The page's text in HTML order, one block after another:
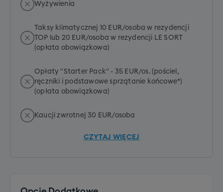
Wyżywienia
Taksy klimatycznej 10 EUR/osoba w rezydencji
TOP lub 20 EUR/osoba w rezydencji LE SORT
(opłata obowiązkowa)
Opłaty "Starter Pack" - 35 EUR/os. (pościel,
ręczniki i podstawowe sprzątanie końcowe*)
(opłata obowiązkowa)
Kaucji zwrotnej 30 EUR/osoba
CZYTAJ WIĘCEJ